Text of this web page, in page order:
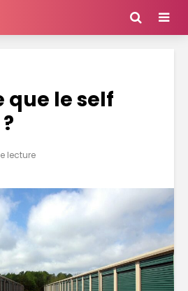
que le self
lecture